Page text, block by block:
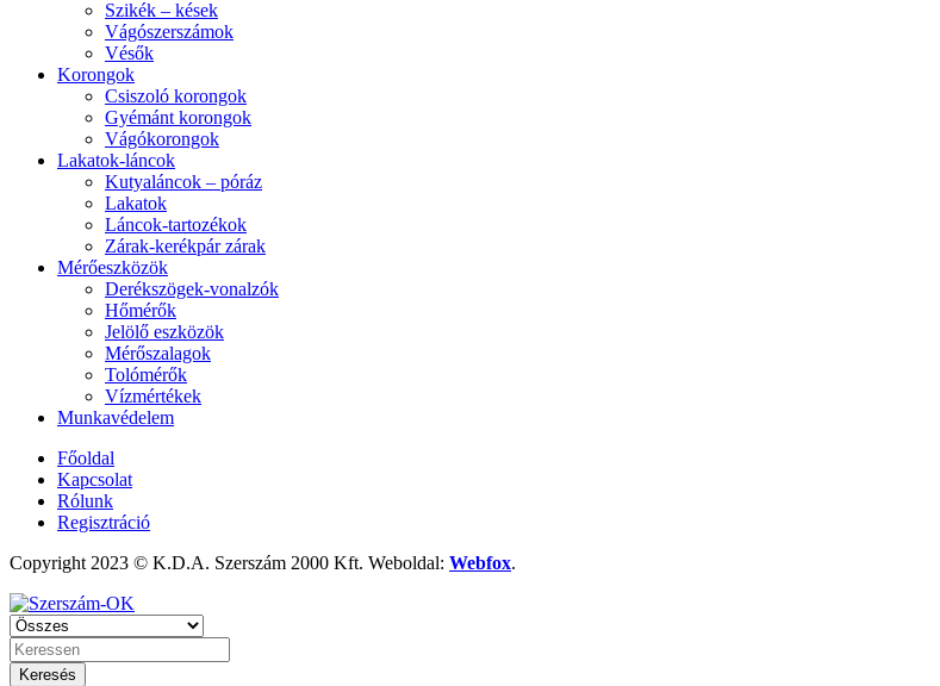
Szikék – kések
Vágószerszámok
Vésők
Korongok
Csiszoló korongok
Gyémánt korongok
Vágókorongok
Lakatok-láncok
Kutyaláncok – póráz
Lakatok
Láncok-tartozékok
Zárak-kerékpár zárak
Mérőeszközök
Derékszögek-vonalzók
Hőmérők
Jelölő eszközök
Mérőszalagok
Tolómérők
Vízmértékek
Munkavédelem
Főoldal
Kapcsolat
Rólunk
Regisztráció
Copyright 2023 © K.D.A. Szerszám 2000 Kft. Weboldal: Webfox.
Keresés